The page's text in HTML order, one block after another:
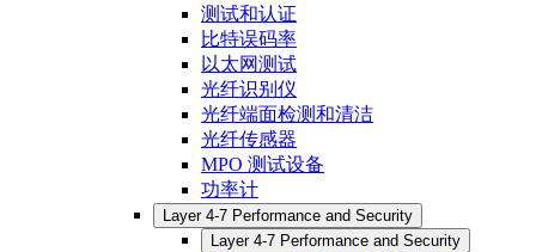
测试和认证
比特误码率
以太网测试
光纤识别仪
光纤端面检测和清洁
光纤传感器
MPO 测试设备
功率计
Layer 4-7 Performance and Security
Layer 4-7 Performance and Security